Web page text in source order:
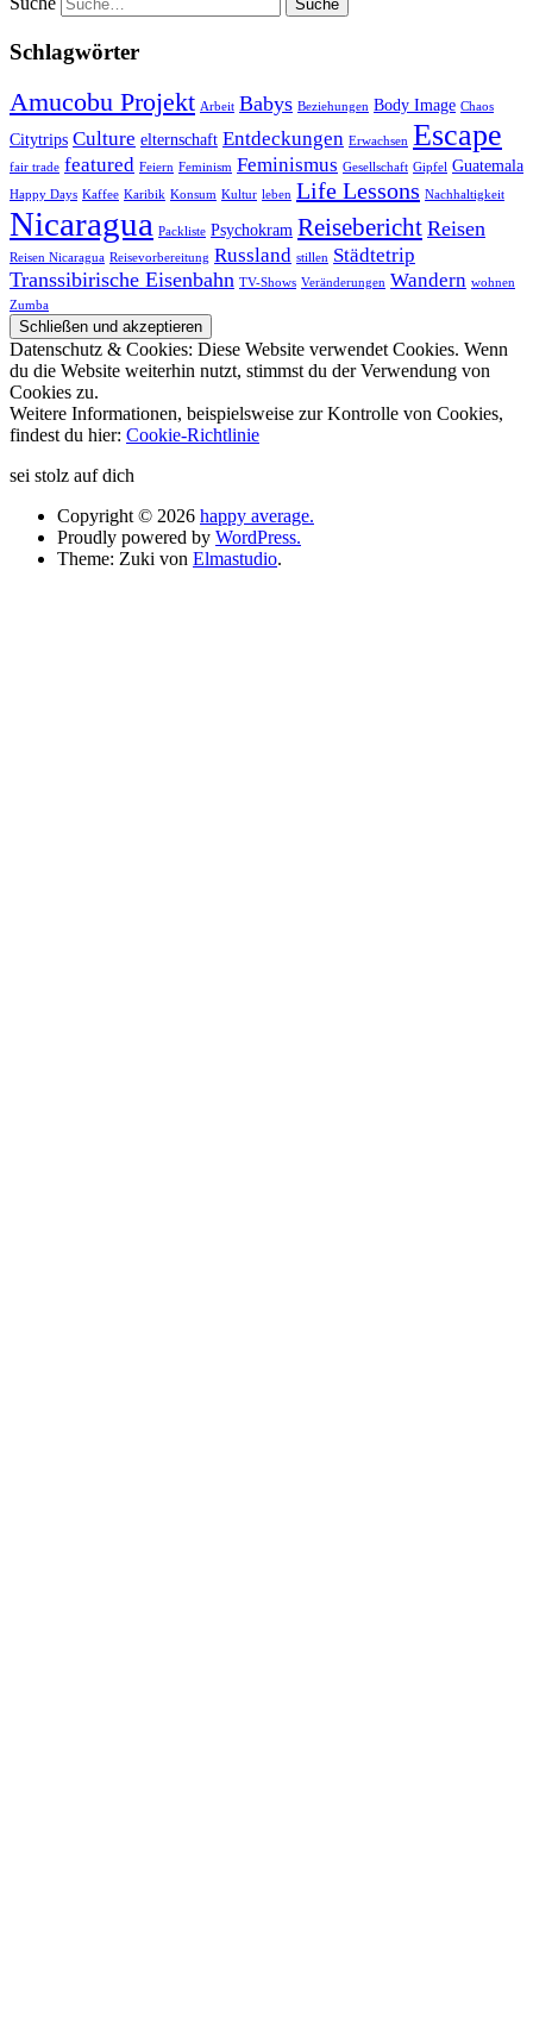
Schlagwörter
Amucobu Projekt Arbeit Babys Beziehungen Body Image Chaos
Citytrips Culture elternschaft Entdeckungen Erwachsen Escape
fair trade featured Feiern Feminism Feminismus Gesellschaft Gipfel Guatemala
Happy Days Kaffee Karibik Konsum Kultur leben Life Lessons Nachhaltigkeit
Nicaragua Packliste Psychokram Reisebericht Reisen
Reisen Nicaragua Reisevorbereitung Russland stillen Städtetrip
Transsibirische Eisenbahn TV-Shows Veränderungen Wandern wohnen
Zumba
Datenschutz & Cookies: Diese Website verwendet Cookies. Wenn
du die Website weiterhin nutzt, stimmst du der Verwendung von
Cookies zu.
Weitere Informationen, beispielsweise zur Kontrolle von Cookies,
findest du hier: Cookie-Richtlinie
sei stolz auf dich
Copyright © 2026 happy average.
Proudly powered by WordPress.
Theme: Zuki von Elmastudio.